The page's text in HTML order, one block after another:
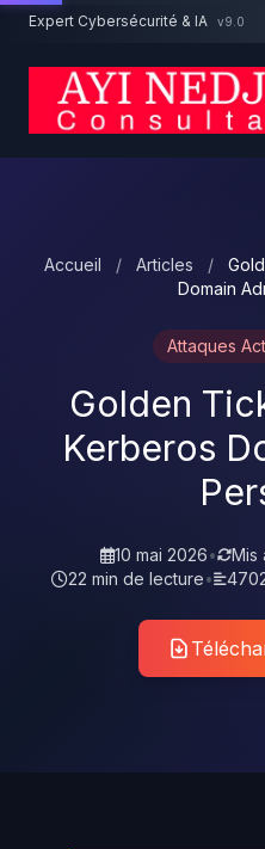
Aller au contenu principal
Expert Cybersécurité & IA v9.0
Accueil / Articles /
Domain
Attaques
Golden
Kerberos
10 mai 2026• Mis
22 min de lecture•
Un projet cybersécurité ?